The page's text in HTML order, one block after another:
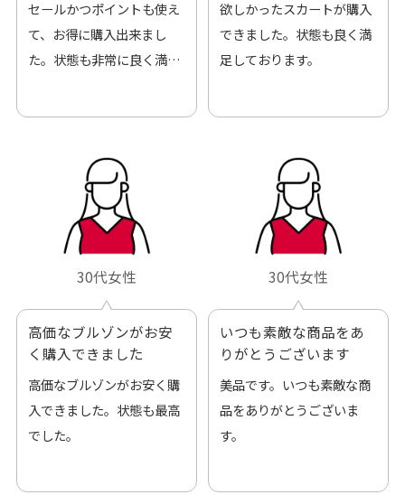
セールかつポイントも使え
て、お得に購入出来まし
た。状態も非常に良く満足
欲しかったスカートが購入
できました。状態も良く満
足しております。
30代女性
高価なブルゾンがお安
く購入できました
高価なブルゾンがお安く購
入できました。状態も最高
でした。
30代女性
いつも素敵な商品をあ
りがとうございます
美品です。いつも素敵な商
品をありがとうございま
す。